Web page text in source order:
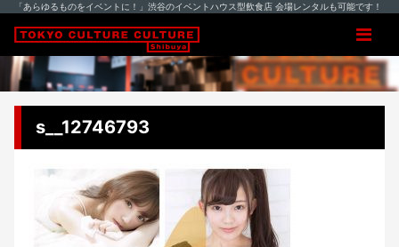
「あらゆるものをイベントに！」渋谷のイベントハウス型飲食店 会場レンタルも可能です！
s__12746793